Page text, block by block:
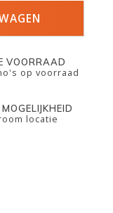
VOORRAAD
op voorraad
locatie